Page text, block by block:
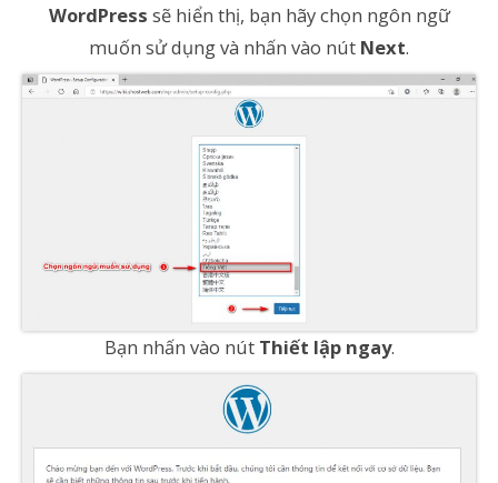
WordPress sẽ hiển thị, bạn hãy chọn ngôn ngữ
muốn sử dụng và nhấn vào nút Next.
Bạn nhấn vào nút Thiết lập ngay.